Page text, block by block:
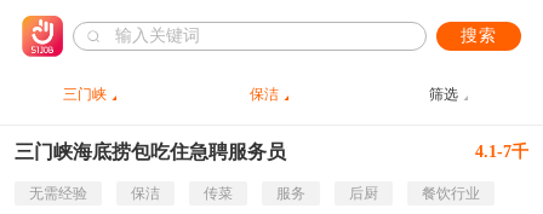
搜索
三门峡 保洁 筛选
三门峡海底捞包吃住急聘服务员 4.1-7千
无需经验 保洁 传菜 服务 后厨 餐饮行业